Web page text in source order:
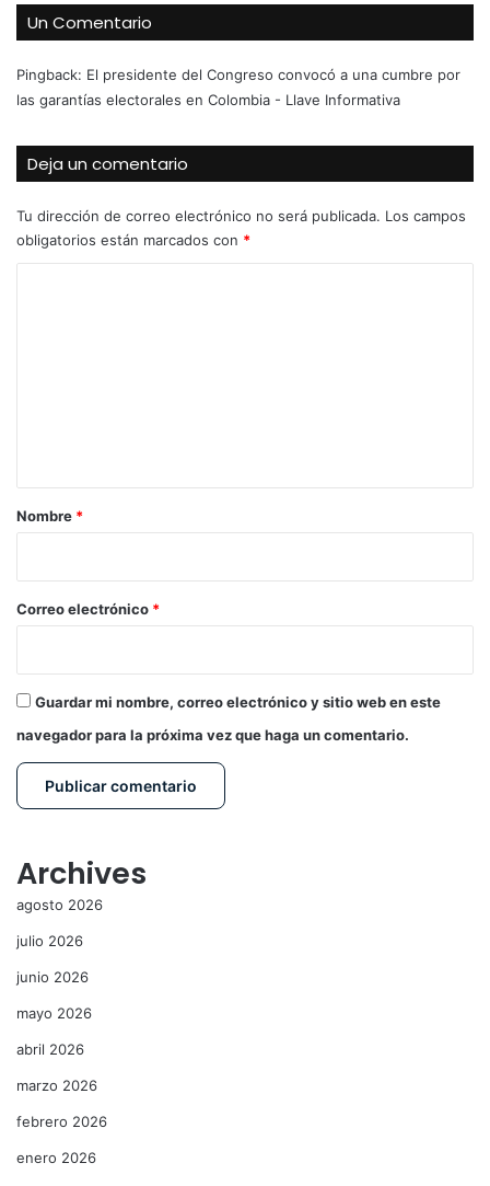
Un Comentario
Pingback: El presidente del Congreso convocó a una cumbre por
las garantías electorales en Colombia - Llave Informativa
Deja un comentario
Tu dirección de correo electrónico no será publicada. Los campos
obligatorios están marcados con *
r
*
Nombre *
Correo electrónico *
Guardar mi nombre, correo electrónico y sitio web en este
navegador para la próxima vez que haga un comentario.
Archives
agosto 2026
julio 2026
junio 2026
mayo 2026
abril 2026
marzo 2026
febrero 2026
enero 2026